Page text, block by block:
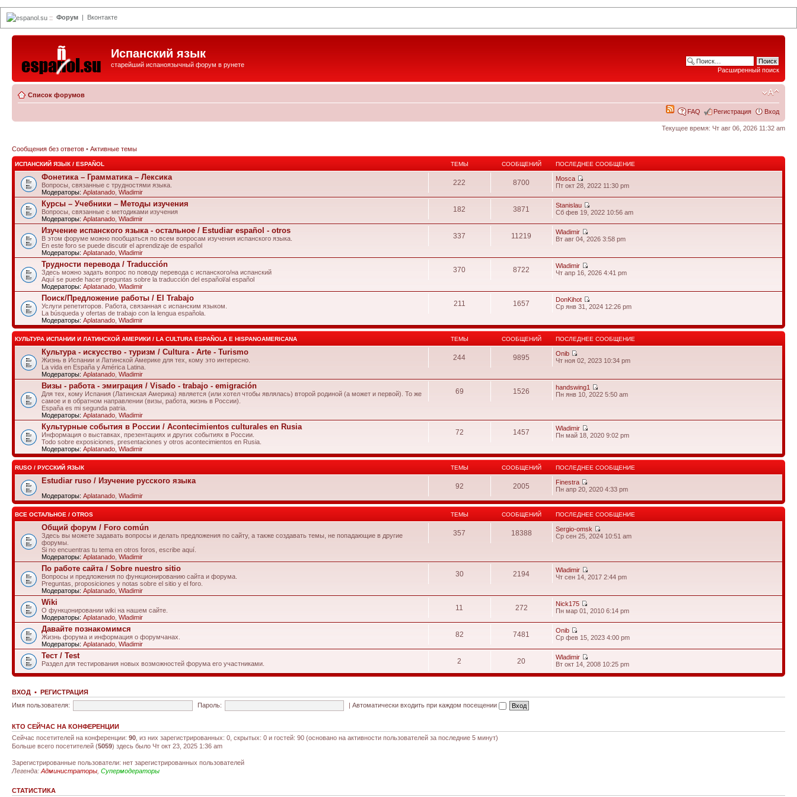
espanol.su :: Форум | Вконтакте
Испанский язык
старейший испаноязычный форум в рунете
Расширенный поиск
Список форумов
FAQ Регистрация Вход
Текущее время: Чт авг 06, 2026 11:32 am
Сообщения без ответов • Активные темы
ИСПАНСКИЙ ЯЗЫК / ESPAÑOL ТЕМЫ СООБЩЕНИЙ ПОСЛЕДНЕЕ СООБЩЕНИЕ
Фонетика – Грамматика – Лексика
Вопросы, связанные с трудностями языка.
Модераторы: Aplatanado Wladimir
222 8700
Mosca
Пт окт 28, 2022 11:30 pm
Курсы – Учебники – Методы изучения
Вопросы, связанные с методиками изучения
Модераторы: Aplatanado Wladimir
182 3871
Stanislau
Сб фев 19, 2022 10:56 am
Изучение испанского языка - остальное / Estudiar español - otros
В этом форуме можно пообщаться по всем вопросам изучения испанского языка.
En este foro se puede discutir el aprendizaje de español
Модераторы: Aplatanado Wladimir
337 11219
Wladimir
Вт авг 04, 2026 3:58 pm
Трудности перевода / Traducción
Здесь можно задать вопрос по поводу перевода с испанского/на испанский
Aquí se puede hacer preguntas sobre la traducción del español/al español
Модераторы: Aplatanado Wladimir
370 8722
Wladimir
Чт апр 16, 2026 4:41 pm
Поиск/Предложение работы / El Trabajo
Услуги репетиторов. Работа, связанная с испанским языком.
La búsqueda y ofertas de trabajo con la lengua española.
Модераторы: Aplatanado Wladimir
211 1657
DonKihot
Ср янв 31, 2024 12:26 pm
КУЛЬТУРА ИСПАНИИ И ЛАТИНСКОЙ АМЕРИКИ / LA CULTURA ESPAÑOLA E HISPANOAMERICANA ТЕМЫ СООБЩЕНИЙ ПОСЛЕДНЕЕ СООБЩЕНИЕ
Культура - искусство - туризм / Cultura - Arte - Turismo
Жизнь в Испании и Латинской Америке для тех, кому это интересно.
La vida en España y América Latina.
Модераторы: Aplatanado Wladimir
244 9895
Onib
Чт ноя 02, 2023 10:34 pm
Визы - работа - эмиграция / Visado - trabajo - emigración
Для тех, кому Испания (Латинская Америка) является (или хотел чтобы являлась) второй родиной (а может и первой). То же
самое и в обратном направлении (визы, работа, жизнь в России).
España es mi segunda patria.
Модераторы: Aplatanado Wladimir
69 1526
handswing1
Пн янв 10, 2022 5:50 am
Культурные события в России / Acontecimientos culturales en Rusia
Информация о выставках, презентациях и других событиях в России.
Todo sobre exposiciones, presentaciones y otros acontecimientos en Rusia.
Модераторы: Aplatanado Wladimir
72 1457
Wladimir
Пн май 18, 2020 9:02 pm
RUSO / РУССКИЙ ЯЗЫК ТЕМЫ СООБЩЕНИЙ ПОСЛЕДНЕЕ СООБЩЕНИЕ
Estudiar ruso / Изучение русского языка
Модераторы: Aplatanado Wladimir
92 2005
Finestra
Пн апр 20, 2020 4:33 pm
ВСЕ ОСТАЛЬНОЕ / OTROS ТЕМЫ СООБЩЕНИЙ ПОСЛЕДНЕЕ СООБЩЕНИЕ
Общий форум / Foro común
Здесь вы можете задавать вопросы и делать предложения по сайту, а также создавать темы, не попадающие в другие
форумы.
Si no encuentras tu tema en otros foros, escribe aquí.
Модераторы: Aplatanado Wladimir
357 18388
Sergio-omsk
Ср сен 25, 2024 10:51 am
По работе сайта / Sobre nuestro sitio
Вопросы и предложения по функционированию сайта и форума.
Preguntas, proposiciones y notas sobre el sitio y el foro.
Модераторы: Aplatanado Wladimir
30 2194
Wladimir
Чт сен 14, 2017 2:44 pm
Wiki
О функцонировании wiki на нашем сайте.
Модераторы: Aplatanado Wladimir
11 272
Nick175
Пн мар 01, 2010 6:14 pm
Давайте познакомимся
Жизнь форума и информация о форумчанах.
Модераторы: Aplatanado Wladimir
82 7481
Onib
Ср фев 15, 2023 4:00 pm
Тест / Test
Раздел для тестирования новых возможностей форума его участниками. 2 20
Wladimir
Вт окт 14, 2008 10:25 pm
ВХОД • РЕГИСТРАЦИЯ
Имя пользователя:
Пароль: |Автоматически входить при каждом посещении
КТО СЕЙЧАС НА КОНФЕРЕНЦИИ
Сейчас посетителей на конференции: 90 , из них зарегистрированных: 0, скрытых: 0 и гостей: 90 (основано на активности пользователей за последние 5 минут)
Больше всего посетителей (5059) здесь было Чт окт 23, 2025 1:36 am
Зарегистрированные пользователи: нет зарегистрированных пользователей
Легенда: Администраторы Супермодераторы
СТАТИСТИКА